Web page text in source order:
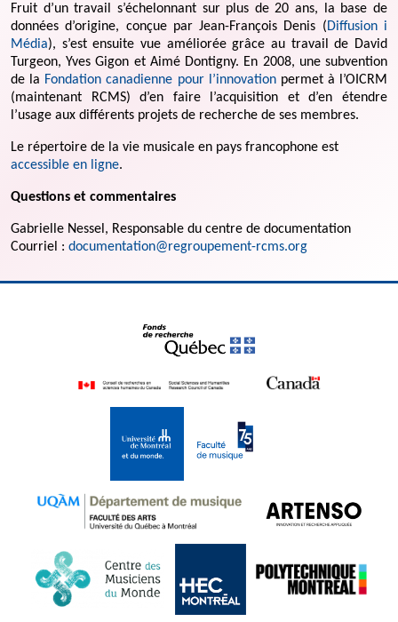
Fruit d’un travail s’échelonnant sur plus de 20 ans, la base de
données d’origine, conçue par Jean-François Denis (Diffusion i
Média), s’est ensuite vue améliorée grâce au travail de David
Turgeon, Yves Gigon et Aimé Dontigny. En 2008, une subvention
de la Fondation canadienne pour l’innovationpermet à l’OICRM
(maintenant RCMS) d’en faire l’acquisition et d’en étendre
l’usage aux différents projets de recherche de ses membres.
Le répertoire de la vie musicale en pays francophone est
accessible en ligne.
Questions et commentaires
Gabrielle Nessel, Responsable du centre de documentation
Courriel : documentation@regroupement-rcms.org